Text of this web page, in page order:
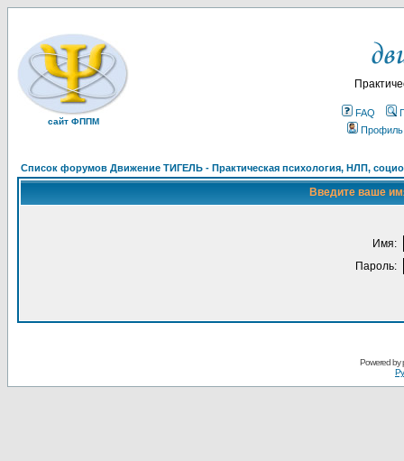
сайт ФППМ
FAQ
Профиль
Список форумов Движение ТИГЕЛЬ - Практическая психология, НЛП,
Введите ваше
Имя:
Пароль:
Powered by